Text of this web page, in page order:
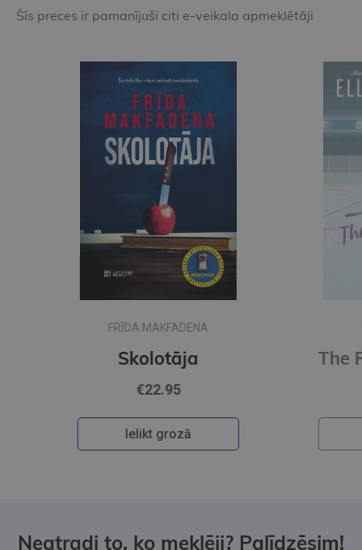
Šīs preces ir pamanījuši citi e-veikala apmeklētāji
ELLE KENNEDY
€13.90
Ielikt grozā
Neatradi to, ko meklēji? Palīdzēsim!